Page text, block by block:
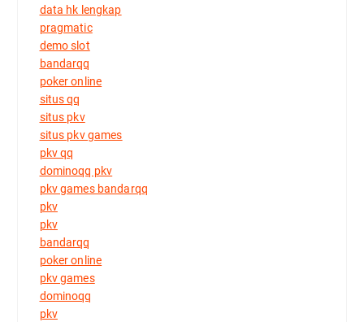
data hk lengkap
pragmatic
demo slot
bandarqq
poker online
situs qq
situs pkv
situs pkv games
pkv qq
dominoqq pkv
pkv games bandarqq
pkv
pkv
bandarqq
poker online
pkv games
dominoqq
pkv